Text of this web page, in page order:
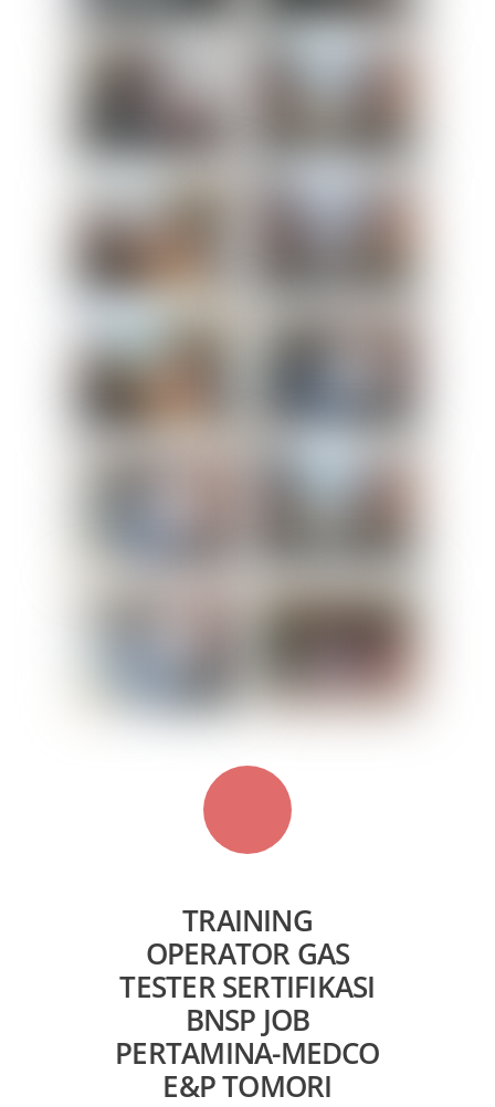
TRAINING
OPERATOR GAS
TESTER SERTIFIKASI
BNSP JOB
PERTAMINA-MEDCO
E&P TOMORI